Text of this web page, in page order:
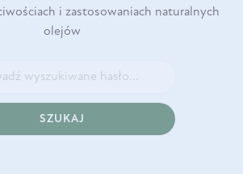
i zastosowaniach naturalnych
olejów
SZUKAJ